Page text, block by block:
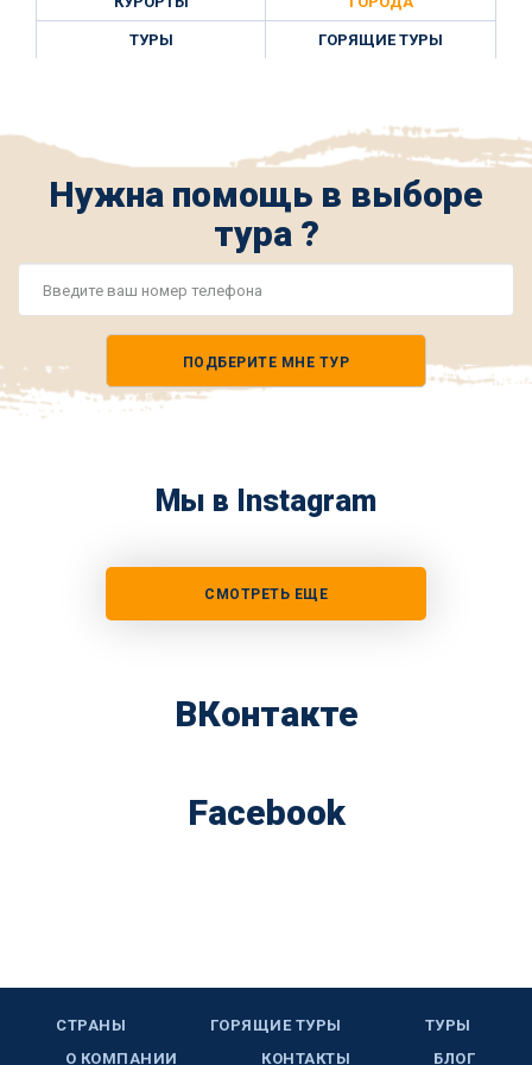
ТУРЫ ГОРЯЩИЕ ТУРЫ
Нужна помощь в выборе
тура ?
ПОДБЕРИТЕ МНЕ ТУР
Мы в Instagram
СМОТРЕТЬ ЕЩЕ
ВКонтакте
Facebook
СТРАНЫ ГОРЯЩИЕ ТУРЫ
ТУРЫ
О КОМПАНИИ
КОНТАКТЫ БЛОГ